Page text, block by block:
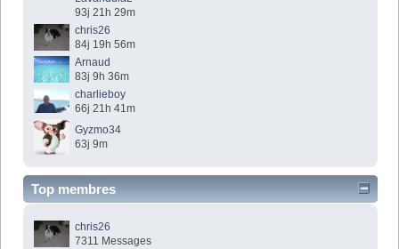
93j 21h 29m
chris26
84j 19h 56m
Arnaud
83j 9h 36m
charlieboy
66j 21h 41m
Gyzmo34
63j 9m
Top membres
chris26
7311 Messages